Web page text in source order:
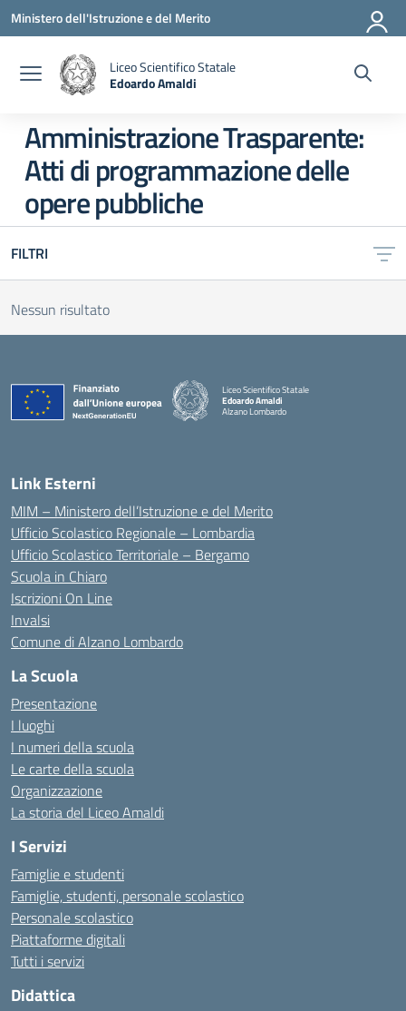
Vai ai contenuti
Vai al menu di navigazione
Vai al footer
Ministero dell'Istruzione e del Merito
Liceo Scientifico Statale
Edoardo Amaldi
Amministrazione Trasparente:
Atti di programmazione delle
opere pubbliche
FILTRI
Nessun risultato
Liceo Scientifico Statale
Edoardo Amaldi
Alzano Lombardo
Link Esterni
MIM – Ministero dell’Istruzione e del Merito
Ufficio Scolastico Regionale – Lombardia
Ufficio Scolastico Territoriale – Bergamo
Scuola in Chiaro
Iscrizioni On Line
Invalsi
Comune di Alzano Lombardo
La Scuola
Presentazione
I luoghi
I numeri della scuola
Le carte della scuola
Organizzazione
La storia del Liceo Amaldi
I Servizi
Famiglie e studenti
Famiglie, studenti, personale scolastico
Personale scolastico
Piattaforme digitali
Tutti i servizi
Didattica